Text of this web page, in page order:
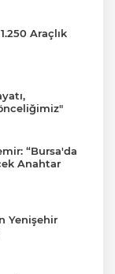
Araçlık
“Bursa'da
Anahtar
Yenişehir